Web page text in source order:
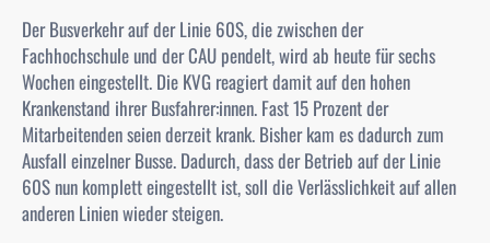
Der Busverkehr auf der Linie 60S, die zwischen der
Fachhochschule und der CAU pendelt, wird ab heute für sechs
Wochen eingestellt. Die KVG reagiert damit auf den hohen
Krankenstand ihrer Busfahrer:innen. Fast 15 Prozent der
Mitarbeitenden seien derzeit krank. Bisher kam es dadurch zum
Ausfall einzelner Busse. Dadurch, dass der Betrieb auf der Linie
60S nun komplett eingestellt ist, soll die Verlässlichkeit auf allen
anderen Linien wieder steigen.